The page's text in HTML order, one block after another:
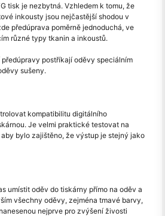
tisk je nezbytná. Vzhledem k tomu, že
inkousty jsou nejčastější shodou v
předúprava poměrně jednoduchá, ve
různé typy tkanin a inkoustů.
postříkají oděvy speciálním
sušeny.
kompatibilitu digitálního
Je velmi praktické testovat na
bylo zajištěno, že výstup je stejný jako
umístit oděv do tiskárny přímo na oděv a
všechny oděvy, zejména tmavé barvy,
nejprve pro zvýšení živosti